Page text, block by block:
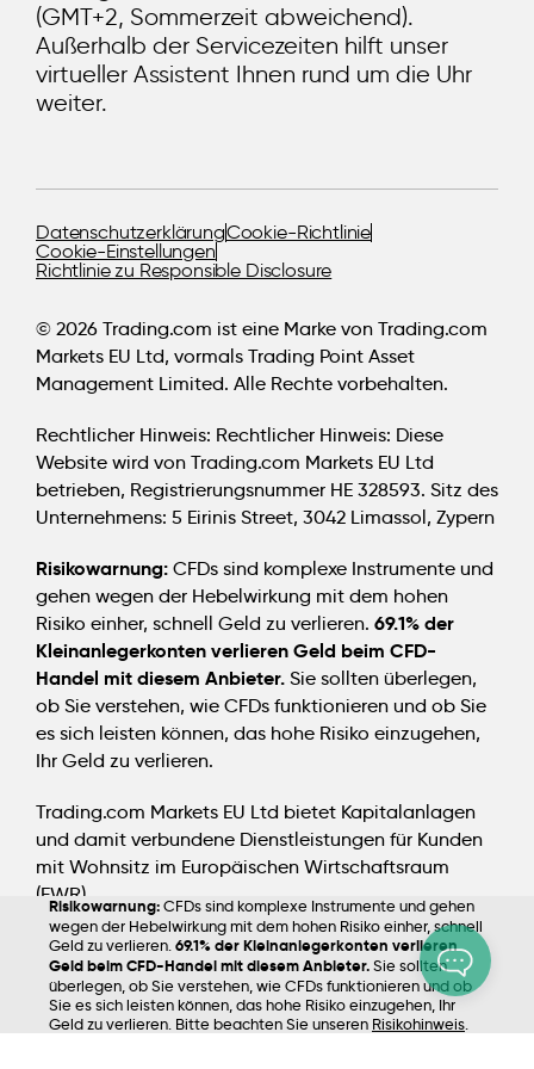
Loss- und Take-Profit-Niveaus nützlich ist. Die
kleinste Kursbewegung liquider Finanzinstrumente auf
unseren Trading-Plattformen beträgt 0,1 Pips. Dieser
kleine Wert wird auch als Pipette bezeichnet.
bezahlen werden.
Die Swap-Gebühren werden Tradern belastet bzw.
gutgeschrieben, wenn der Trade über Nacht
gehalten wird. Das ist abhängig von der Richtung der
gehandelten Finanzinstrumenten.
(GMT+2, Sommerzeit abweichend).
Außerhalb der Servicezeiten hilft unser
virtueller Assistent Ihnen rund um die Uhr
weiter.
DatenschutzerklärungCookie-Richtlinie
Cookie-Einstellungen
Richtlinie zu Responsible Disclosure
© 2026 Trading.com ist eine Marke von Trading.com
Markets EU Ltd, vormals Trading Point Asset
Management Limited. Alle Rechte vorbehalten.
Rechtlicher Hinweis: Rechtlicher Hinweis: Diese
Website wird von Trading.com Markets EU Ltd
betrieben, Registrierungsnummer HE 328593. Sitz des
Unternehmens: 5 Eirinis Street, 3042 Limassol, Zypern
Risikowarnung: CFDs sind komplexe Instrumente und
gehen wegen der Hebelwirkung mit dem hohen
Risiko einher, schnell Geld zu verlieren. 69.1% der
Kleinanlegerkonten verlieren Geld beim CFD-
Handel mit diesem Anbieter. Sie sollten überlegen,
ob Sie verstehen, wie CFDs funktionieren und ob Sie
es sich leisten können, das hohe Risiko einzugehen,
Ihr Geld zu verlieren.
Trading.com Markets EU Ltd bietet Kapitalanlagen
und damit verbundene Dienstleistungen für Kunden
mit Wohnsitz im Europäischen Wirtschaftsraum
(EWR).
Risikowarnung:CFDs sind komplexe Instrumente und gehen
wegen der Hebelwirkung mit dem hohen Risiko einher, schnell
Geld zu verlieren. 69.1% der Kleinanlegerkonten verlieren
Geld beim CFD-Handel mit diesem Anbieter.Sie sollten
überlegen, ob Sie verstehen, wie CFDs funktionieren und ob
Sie es sich leisten können, das hohe Risiko einzugehen, Ihr
Geld zu verlieren. Bitte beachten Sie unseren Risikohinweis